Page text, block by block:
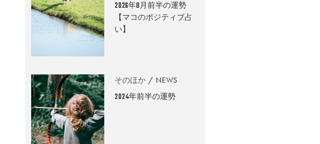
2026年8月前半の運勢
【マコのポジティブ占
い】
そのほか NEWS
2024年前半の運勢